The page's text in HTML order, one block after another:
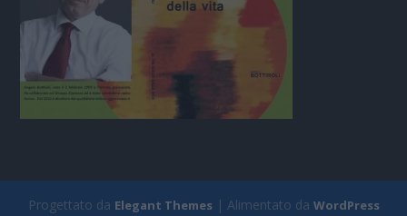
Progettato da Elegant Themes| Alimentato da WordPress